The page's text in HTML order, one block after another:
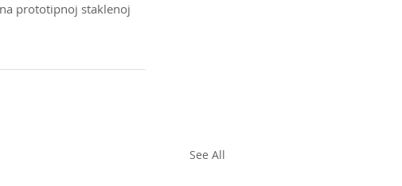
prototipnoj staklenoj
See All